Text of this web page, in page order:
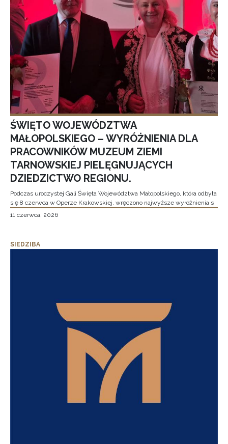
ŚWIĘTO WOJEWÓDZTWA
MAŁOPOLSKIEGO – WYRÓŻNIENIA DLA
PRACOWNIKÓW MUZEUM ZIEMI
TARNOWSKIEJ PIELĘGNUJĄCYCH
DZIEDZICTWO REGIONU.
Podczas uroczystej Gali Święta Województwa Małopolskiego, która odbyła
się 8 czerwca w Operze Krakowskiej, wręczono najwyższe wyróżnienia s
11 czerwca, 2026
SIEDZIBA